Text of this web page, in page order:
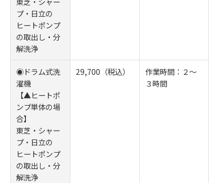
プ・日立の
ヒートポンプ
の取出し・分
解洗浄
◉ドラム式洗
濯機
【▲ヒートポ
ンプ単体の場
合】
東芝・シャー
プ・日立の
ヒートポンプ
の取出し・分
解洗浄
29,700（税込）
作業時間：２～
３時間